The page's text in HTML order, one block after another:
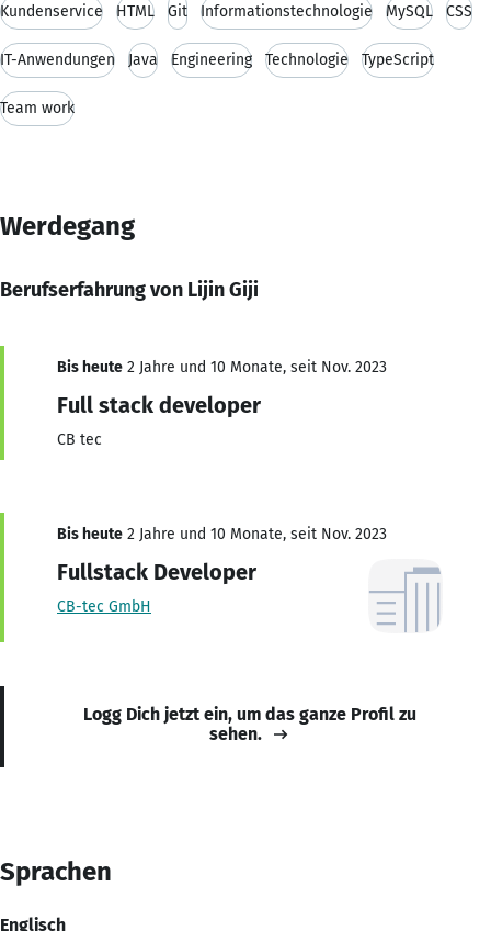
Kundenservice HTML Git Informationstechnologie MySQL CSS
IT-Anwendungen Java Engineering Technologie TypeScript
Team work
Werdegang
Berufserfahrung von Lijin Giji
Bis heute 2 Jahre und 10 Monate, seit Nov. 2023
Full stack developer
CB tec
Bis heute 2 Jahre und 10 Monate, seit Nov. 2023
Fullstack Developer
CB-tec GmbH
Logg Dich jetzt ein, um das ganze Profil zu
sehen.
Sprachen
Englisch